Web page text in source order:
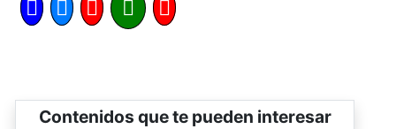
Contenidos que te pueden interesar